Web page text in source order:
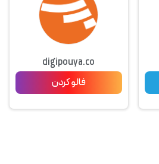
digipouya.co
فالو کردن